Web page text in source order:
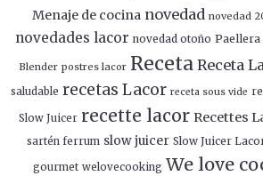
Menaje de cocina novedad novedad
novedades lacor novedad otoño Paellera
Blender postres lacor Receta Receta
saludable recetas Lacor receta sous vide
Slow Juicer recette lacor Recettes
sartén ferrum slow juicer Slow Juicer
gourmet welovecooking We love